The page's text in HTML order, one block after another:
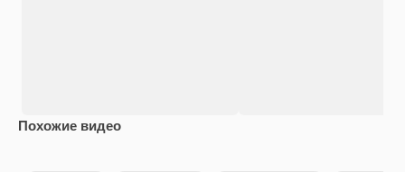
Похожие видео